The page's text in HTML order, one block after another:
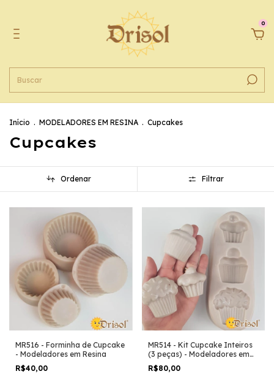
0
Início . MODELADORES EM RESINA . Cupcakes
Cupcakes
Ordenar Filtrar
MR516 - Forminha de Cupcake
- Modeladores em Resina
R$40,00
MR514 - Kit Cupcake Inteiros
(3 peças) - Modeladores em
Resina
R$80,00